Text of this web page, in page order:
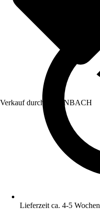
Verkauf durch: HORNBACH
Lieferzeit ca. 4-5 Wochen